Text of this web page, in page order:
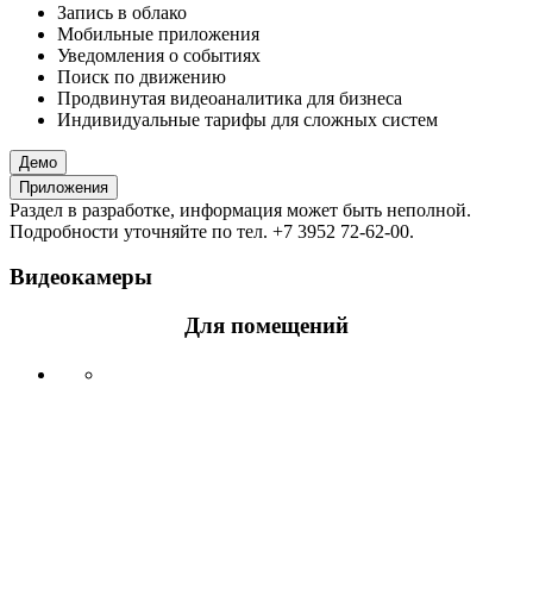
Запись в облако
Мобильные приложения
Уведомления о событиях
Поиск по движению
Продвинутая видеоаналитика для бизнеса
Индивидуальные тарифы для сложных систем
Демо
Приложения
Раздел в разработке, информация может быть неполной.
Подробности уточняйте по тел. +7 3952 72-62-00.
Видеокамеры
Для помещений